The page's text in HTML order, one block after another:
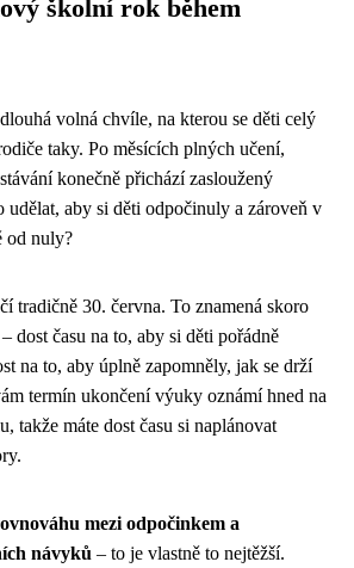
školní rok během
volná chvíle, na kterou se děti celý
taky. Po měsících plných učení,
konečně přichází zasloužený
udělat, aby si děti odpočinuly a zároveň v
od nuly?
tradičně 30. června. To znamená skoro
dost času na to, aby si děti pořádně
na to, aby úplně zapomněly, jak se drží
termín ukončení výuky oznámí hned na
takže máte dost času si naplánovat
mezi odpočinkem a
návyků – to je vlastně to nejtěžší.